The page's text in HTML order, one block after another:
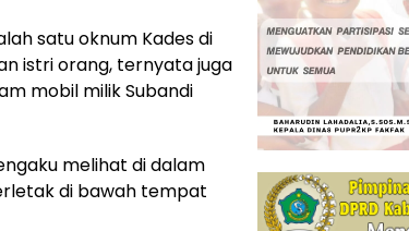
satu oknum Kades di
istri orang, ternyata juga
mobil milik Subandi
melihat di dalam
di bawah tempat